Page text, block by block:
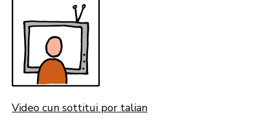
Video cun sottitui por talian